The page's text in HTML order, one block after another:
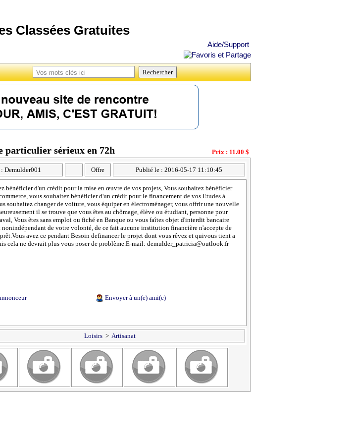
Classées Gratuites
Aide/Support
particulier sérieux en 72h Prix : 11.00 $
Demulder001 Offre Publié le : 2016-05-17 11:10:45
bénéficier d'un crédit pour la mise en œuvre de vos projets, Vous souhaitez bénéficier
vous souhaitez bénéficier d'un crédit pour le financement de vos Etudes à
souhaitez changer de voiture, vous équiper en électroménager, vous offrir une nouvelle
il se trouve que vous êtes au chômage, élève ou étudiant, personne pour
Vous êtes sans emploi ou fiché en Banque ou vous faîtes objet d'interdit bancaire
de votre volonté, de ce fait aucune institution financière n'accepte de
avez ce pendant Besoin definancer le projet dont vous rêvez et quivous tient a
cela ne devrait plus vous poser de problème.E-mail: demulder_patricia@outlook.fr
Envoyer à un(e) ami(e)
Loisirs> Artisanat